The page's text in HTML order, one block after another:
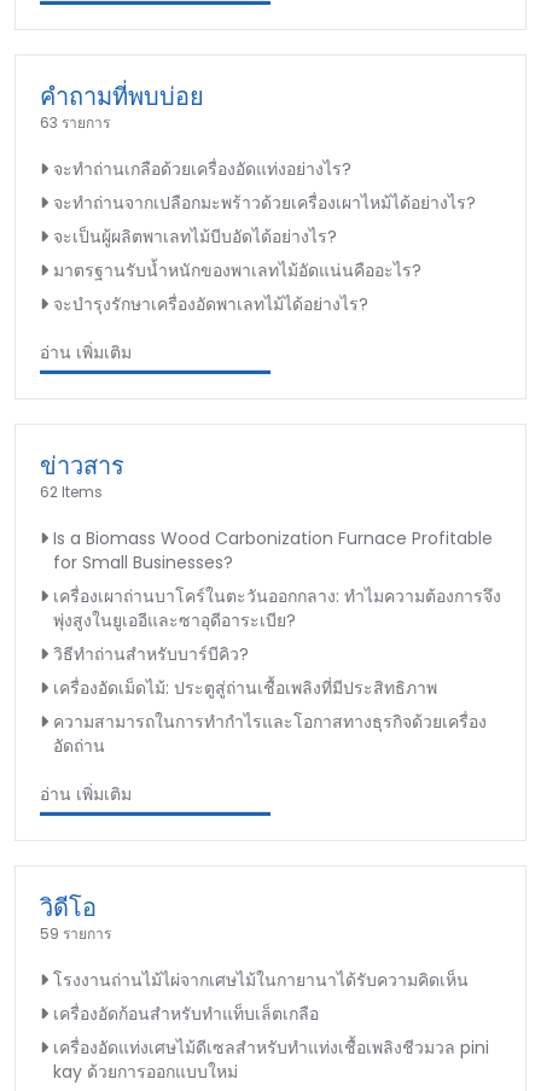
คำถามที่พบบ่อย
63 รายการ
จะทำถ่านเกลือด้วยเครื่องอัดแท่งอย่างไร?
จะทำถ่านจากเปลือกมะพร้าวด้วยเครื่องเผาไหม้ได้อย่างไร?
จะเป็นผู้ผลิตพาเลทไม้บีบอัดได้อย่างไร?
มาตรฐานรับน้ำหนักของพาเลทไม้อัดแน่นคืออะไร?
จะบำรุงรักษาเครื่องอัดพาเลทไม้ได้อย่างไร?
อ่าน เพิ่มเติม
ข่าวสาร
62 Items
Is a Biomass Wood Carbonization Furnace Profitable
for Small Businesses?
เครื่องเผาถ่านบาโคร์ในตะวันออกกลาง: ทำไมความต้องการจึง
พุ่งสูงในยูเออีและซาอุดีอาระเบีย?
วิธีทำถ่านสำหรับบาร์บีคิว?
เครื่องอัดเม็ดไม้: ประตูสู่ถ่านเชื้อเพลิงที่มีประสิทธิภาพ
ความสามารถในการทำกำไรและโอกาสทางธุรกิจด้วยเครื่อง
อัดถ่าน
อ่าน เพิ่มเติม
วิดีโอ
59 รายการ
โรงงานถ่านไม้ไผ่จากเศษไม้ในกายานาได้รับความคิดเห็น
เครื่องอัดก้อนสำหรับทำแท็บเล็ตเกลือ
เครื่องอัดแท่งเศษไม้ดีเซลสำหรับทำแท่งเชื้อเพลิงชีวมวล pini
kay ด้วยการออกแบบใหม่